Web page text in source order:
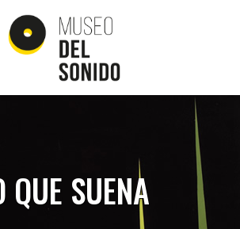
QUE SUENA